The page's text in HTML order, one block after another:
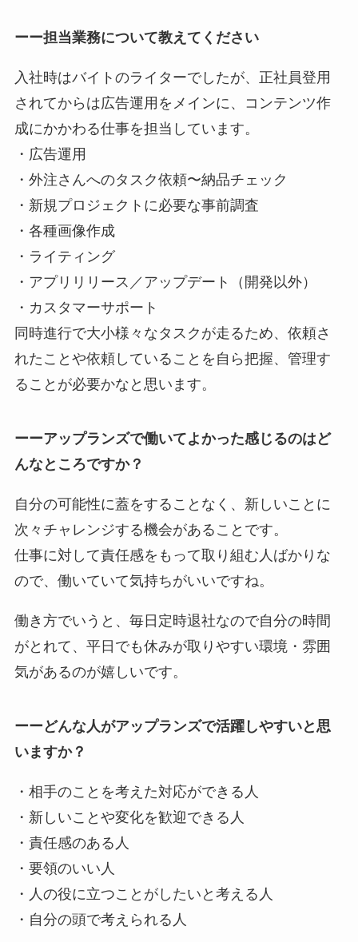
ーー担当業務について教えてください
入社時はバイトのライターでしたが、正社員登用
されてからは広告運用をメインに、コンテンツ作
成にかかわる仕事を担当しています。
・広告運用
・外注さんへのタスク依頼〜納品チェック
・新規プロジェクトに必要な事前調査
・各種画像作成
・ライティング
・アプリリリース／アップデート（開発以外）
・カスタマーサポート
同時進行で大小様々なタスクが走るため、依頼さ
れたことや依頼していることを自ら把握、管理す
ることが必要かなと思います。
ーーアップランズで働いてよかった感じるのはど
んなところですか？
自分の可能性に蓋をすることなく、新しいことに
次々チャレンジする機会があることです。
仕事に対して責任感をもって取り組む人ばかりな
ので、働いていて気持ちがいいですね。
働き方でいうと、毎日定時退社なので自分の時間
がとれて、平日でも休みが取りやすい環境・雰囲
気があるのが嬉しいです。
ーーどんな人がアップランズで活躍しやすいと思
いますか？
・相手のことを考えた対応ができる人
・新しいことや変化を歓迎できる人
・責任感のある人
・要領のいい人
・人の役に立つことがしたいと考える人
・自分の頭で考えられる人